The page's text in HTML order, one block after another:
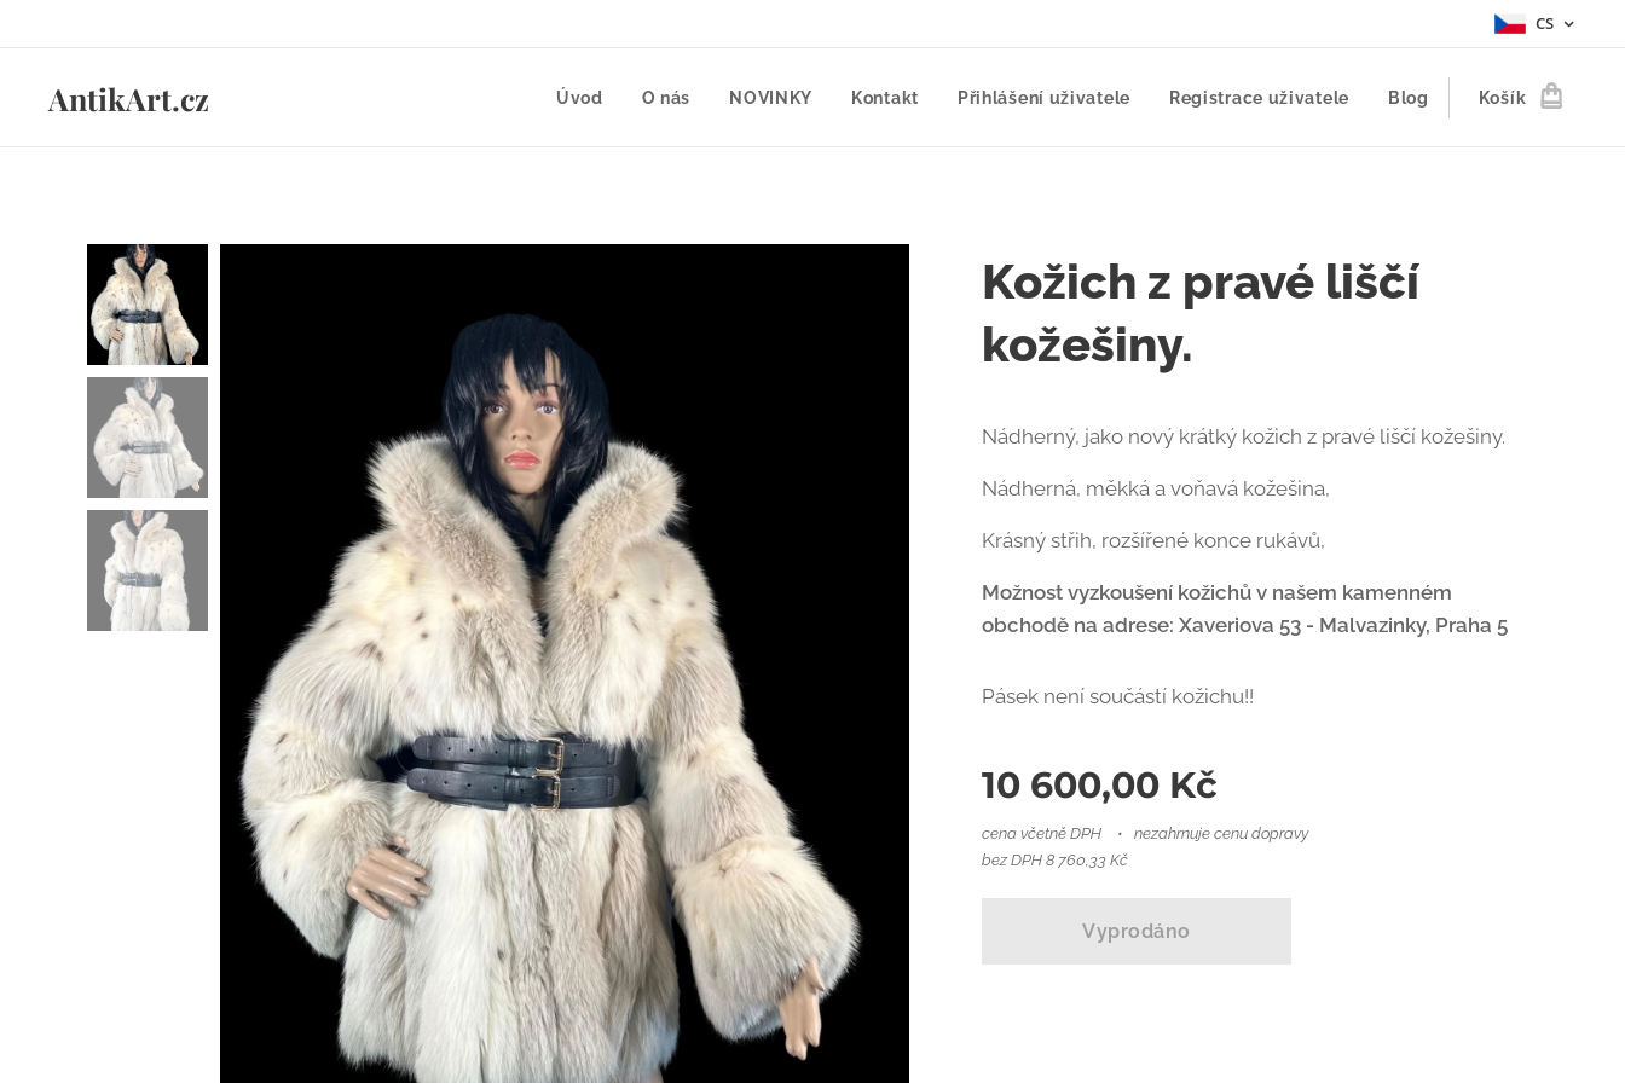
CS
AntikArt.cz Úvod O nás NOVINKY Kontakt Přihlášení uživatele Registrace uživatele Blog Košík
Kožich z pravé liščí
kožešiny.
Nádherný, jako nový krátký kožich z pravé liščí kožešiny.
Nádherná, měkká a voňavá kožešina,
Krásný střih, rozšířené konce rukávů,
Možnost vyzkoušení kožichů v našem kamenném
obchodě na adrese: Xaveriova 53 - Malvazinky, Praha 5
Pásek není součástí kožichu!!
10 600,00 Kč
cena včetně DPH
nezahrnuje cenu dopravy
bez DPH 8 760,33 Kč
Vyprodáno